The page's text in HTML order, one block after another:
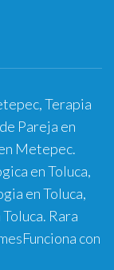
Terapia
Pareja en
Metepec.
en Toluca,
en Toluca,
Rara
Funciona con